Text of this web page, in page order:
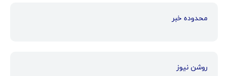
محدوده خبر
روشن نیوز